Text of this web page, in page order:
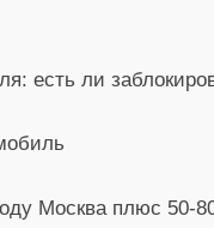
есть ли
Москва плюс 50-